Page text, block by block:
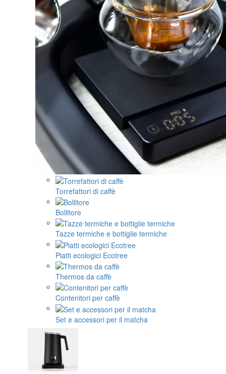
Torrefattori di caffè
Bollitore
Tazze termiche e bottiglie termiche
Piatti ecologici Ecotree
Thermos da caffè
Contenitori per caffè
Set e accessori per il matcha